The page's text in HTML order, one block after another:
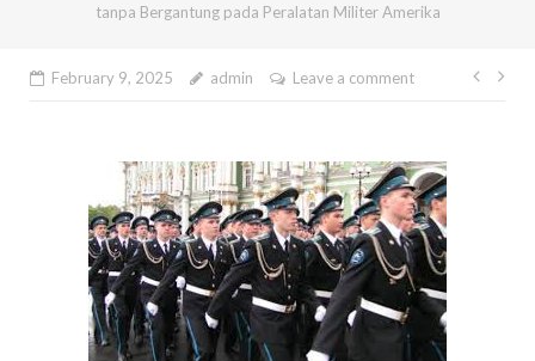
tanpa Bergantung pada Peralatan Militer Amerika
February 9, 2025 admin Leave a comment
Post